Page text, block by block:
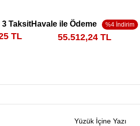
3 Taksit
TL
Havale ile Ödeme
55.512,24 TL
Yüzük İçine Yazı